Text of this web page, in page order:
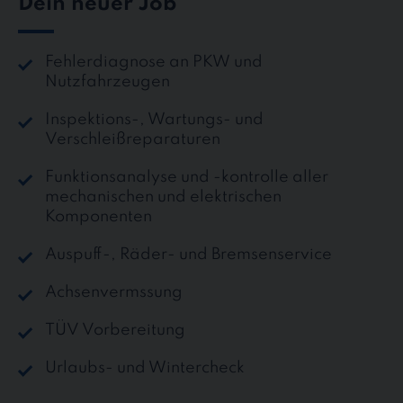
Fehlerdiagnose an PKW und
Nutzfahrzeugen
Inspektions-, Wartungs- und
Verschleißreparaturen
Funktionsanalyse und -kontrolle aller
mechanischen und elektrischen
Komponenten
Auspuff-, Räder- und Bremsenservice
Achsenvermssung
TÜV Vorbereitung
Urlaubs- und Wintercheck